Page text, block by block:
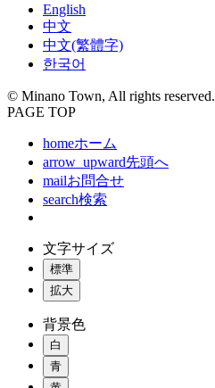
English
中文
中文(繁體字)
한국어
© Minano Town, All rights reserved.
PAGE TOP
homeホーム
arrow_upward先頭へ
mailお問合せ
search検索
文字サイズ
標準
拡大
背景色
白
青